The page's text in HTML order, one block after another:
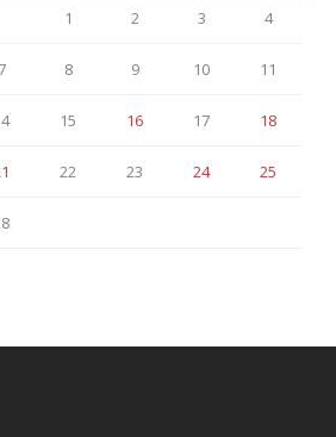
1 2 3 4
7 8 9 10 11
15 16 17 18
22 23 24 25